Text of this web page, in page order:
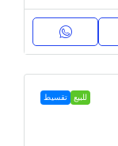
للبيع تقسيط